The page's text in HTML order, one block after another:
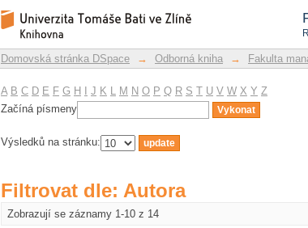
Filtrovat dle: Autora
Repozitář DSpace/Manakin
Domovská stránka DSpace → Odborná kniha → Fakulta
A B C D E F G H J K L M N O P Q R S T U V W X Y Z
Začíná písmeny
Výsledků na stránku:
Filtrovat dle: Autora
Zobrazují se záznamy 1-10 z 14